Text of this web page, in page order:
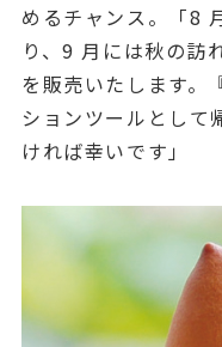
めるチャンス。「8
り、9 月には秋の訪
を販売いたします。
ションツールとして
ければ幸いです」